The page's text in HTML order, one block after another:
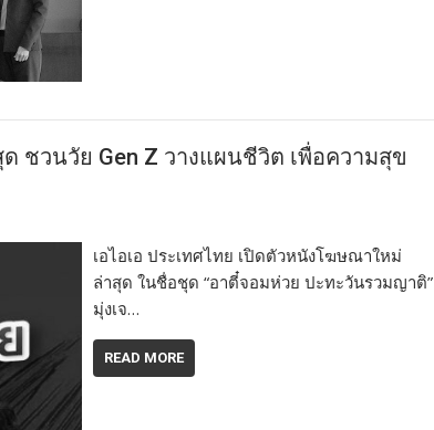
ชวนวัย Gen Z วางแผนชีวิต เพื่อความสุข
เอไอเอ ประเทศไทย เปิดตัวหนังโฆษณาใหม่
ล่าสุด ในชื่อชุด “อาตี๋จอมห่วย ปะทะวันรวมญาติ”
มุ่งเจ…
READ MORE